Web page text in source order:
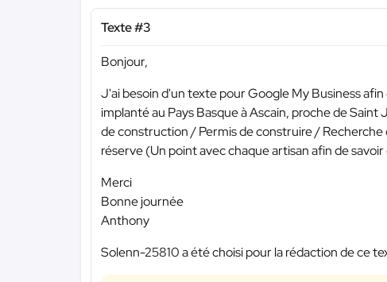
Texte #3
Bonjour,
J'ai besoin d'un texte pour Google My Business
implanté au Pays Basque à Ascain, proche de Saint
de construction / Permis de construire /
réserve (Un point avec chaque artisan afin de
Merci
Bonne journée
Anthony
Solenn-25810 a été choisi pour la rédaction de ce